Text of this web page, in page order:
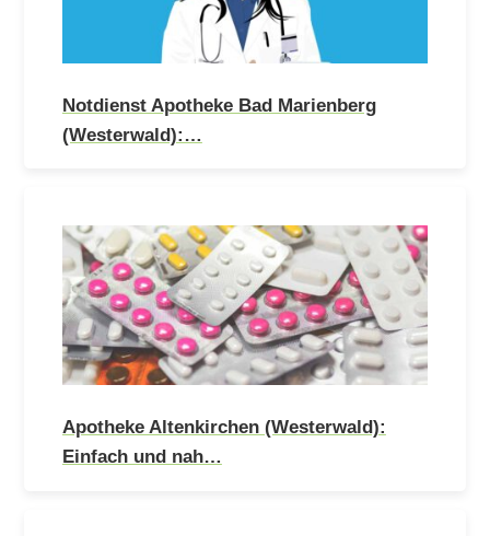
Notdienst Apotheke Bad Marienberg
(Westerwald):…
Apotheke Altenkirchen (Westerwald):
Einfach und nah…